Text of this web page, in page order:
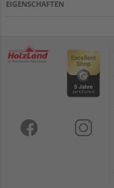
EIGENSCHAFTEN